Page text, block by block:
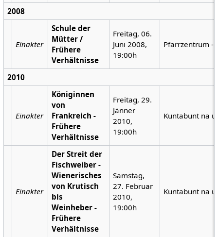
2008
Einakter
Schule der
Mütter /
Frühere
Verhältnisse
Freitag, 06.
Juni 2008,
19:00h
Pfarrzentrum -
2010
Einakter
Königinnen
von
Frankreich -
Frühere
Verhältnisse
Freitag, 29.
Jänner
2010,
19:00h
Kuntabunt na
Einakter
Der Streit der
Fischweiber -
Wienerisches
von Krutisch
bis
Weinheber -
Frühere
Verhältnisse
Samstag,
27. Februar
2010,
19:00h
Kuntabunt na